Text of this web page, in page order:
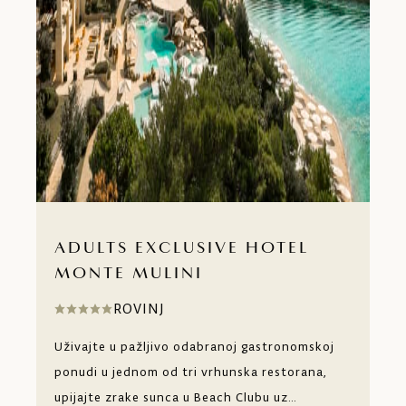
ADULTS EXCLUSIVE HOTEL
MONTE MULINI
ROVINJ
Uživajte u pažljivo odabranoj gastronomskoj
ponudi u jednom od tri vrhunska restorana,
upijajte zrake sunca u Beach Clubu uz